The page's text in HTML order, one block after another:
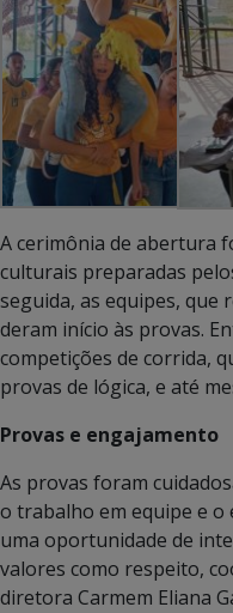
A cerimônia de abertura
culturais preparadas
seguida, as equipes,
deram início às provas.
competições de corrida,
provas de lógica, e até
Provas e engajamento
As provas foram
o trabalho em equipe e o
uma oportunidade de
valores como respeito,
diretora Carmem Eliana